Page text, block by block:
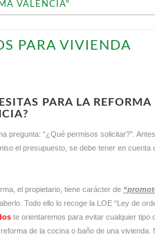
VALENCIA"
PARA VIVIENDA
PARA LA REFORMA
pregunta: “¿Qué permisos solicitar?”.
el presupuesto, se debe tener en cuenta
el propietario, tiene carácter de
Todo ello lo recoge la LOE “Ley de
te orientaremos para evitar cualquier tipo
de la cocina o baño de una vivienda.